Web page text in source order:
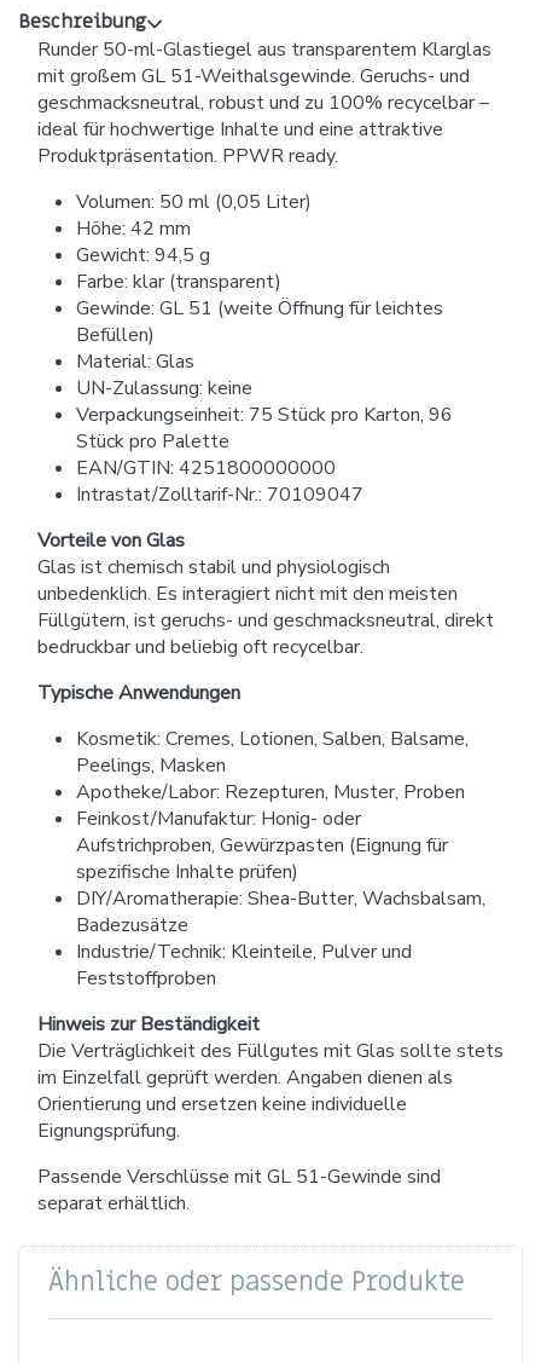
Beschreibung
Runder 50-ml-Glastiegel aus transparentem Klarglas
mit großem GL 51-Weithalsgewinde. Geruchs- und
geschmacksneutral, robust und zu 100% recycelbar –
ideal für hochwertige Inhalte und eine attraktive
Produktpräsentation. PPWR ready.
Volumen: 50 ml (0,05 Liter)
Höhe: 42 mm
Gewicht: 94,5 g
Farbe: klar (transparent)
Gewinde: GL 51 (weite Öffnung für leichtes
Befüllen)
Material: Glas
UN-Zulassung: keine
Verpackungseinheit: 75 Stück pro Karton, 96
Stück pro Palette
EAN/GTIN: 4251800000000
Intrastat/Zolltarif-Nr.: 70109047
Vorteile von Glas
Glas ist chemisch stabil und physiologisch
unbedenklich. Es interagiert nicht mit den meisten
Füllgütern, ist geruchs- und geschmacksneutral, direkt
bedruckbar und beliebig oft recycelbar.
Typische Anwendungen
Kosmetik: Cremes, Lotionen, Salben, Balsame,
Peelings, Masken
Apotheke/Labor: Rezepturen, Muster, Proben
Feinkost/Manufaktur: Honig- oder
Aufstrichproben, Gewürzpasten (Eignung für
spezifische Inhalte prüfen)
DIY/Aromatherapie: Shea-Butter, Wachsbalsam,
Badezusätze
Industrie/Technik: Kleinteile, Pulver und
Feststoffproben
Hinweis zur Beständigkeit
Die Verträglichkeit des Füllgutes mit Glas sollte stets
im Einzelfall geprüft werden. Angaben dienen als
Orientierung und ersetzen keine individuelle
Eignungsprüfung.
Passende Verschlüsse mit GL 51-Gewinde sind
separat erhältlich.
Ähnliche oder passende Produkte